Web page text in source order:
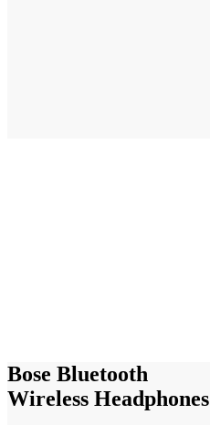
Bose Bluetooth
Wireless Headphones